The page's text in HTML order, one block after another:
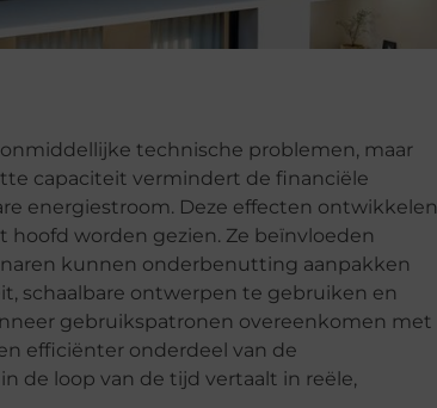
technische problemen, maar
capaciteit vermindert de financiële
energiestroom. Deze effecten ontwikkelen
hoofd worden gezien. Ze beïnvloeden
kunnen onderbenutting aanpakken
schaalbare ontwerpen te gebruiken en
gebruikspatronen overeenkomen met
efficiënter onderdeel van de
de loop van de tijd vertaalt in reële,